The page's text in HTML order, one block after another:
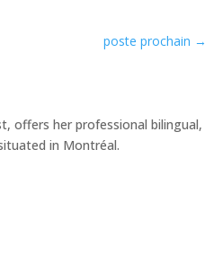
poste prochain →
offers her professional bilingual,
in Montréal.